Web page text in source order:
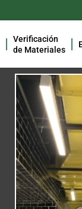
Verificación
de Materiales